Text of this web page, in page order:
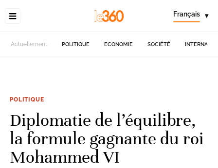
Français ▾
Actuellement POLITIQUE ECONOMIE SOCIÉTÉ
POLITIQUE
Diplomatie de l’équilibre,
la formule gagnante du roi
Mohammed VI